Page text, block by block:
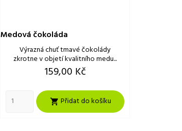
Medová čokoláda
Výrazná chuť tmavé čokolády
zkrotne v objetí kvalitního medu...
Cena
159,00 Kč
 Přidat do košíku